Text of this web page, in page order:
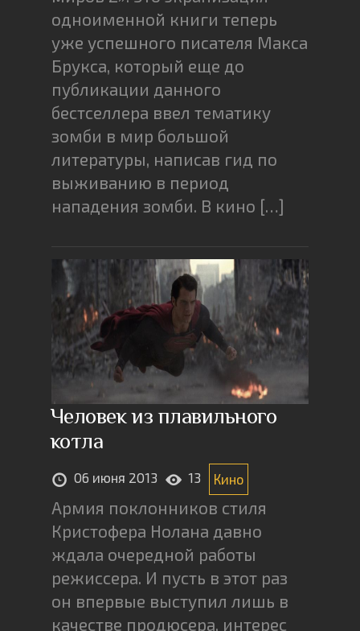
одноименной книги теперь
уже успешного писателя Макса
Брукса, который еще до
публикации данного
бестселлера ввел тематику
зомби в мир большой
литературы, написав гид по
выживанию в период
нападения зомби. В кино […]
Человек из плавильного
котла
06 июня 2013 13 Кино
Армия поклонников стиля
Кристофера Нолана давно
ждала очередной работы
режиссера. И пусть в этот раз
он впервые выступил лишь в
качестве продюсера, интерес